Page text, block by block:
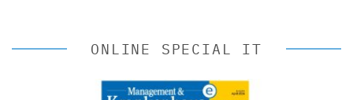
ONLINE SPECIAL IT